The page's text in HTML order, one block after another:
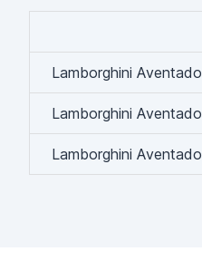
Lamborghini
Lamborghini
Lamborghini